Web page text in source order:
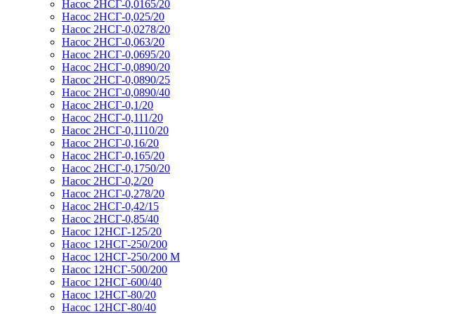
Насос 2НСГ-0,0165/20
Насос 2НСГ-0,025/20
Насос 2НСГ-0,0278/20
Насос 2НСГ-0,063/20
Насос 2НСГ-0,0695/20
Насос 2НСГ-0,0890/20
Насос 2НСГ-0,0890/25
Насос 2НСГ-0,0890/40
Насос 2НСГ-0,1/20
Насос 2НСГ-0,111/20
Насос 2НСГ-0,1110/20
Насос 2НСГ-0,16/20
Насос 2НСГ-0,165/20
Насос 2НСГ-0,1750/20
Насос 2НСГ-0,2/20
Насос 2НСГ-0,278/20
Насос 2НСГ-0,42/15
Насос 2НСГ-0,85/40
Насос 12НСГ-125/20
Насос 12НСГ-250/200
Насос 12НСГ-250/200 М
Насос 12НСГ-500/200
Насос 12НСГ-600/40
Насос 12НСГ-80/20
Насос 12НСГ-80/40